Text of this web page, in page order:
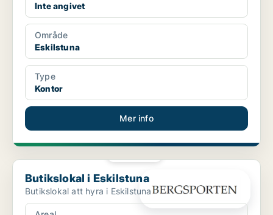
Inte angivet
Område
Eskilstuna
Type
Kontor
Mer info
Butikslokal i Eskilstuna
Butikslokal i Eskilstuna
Butikslokal att hyra i Eskilstuna